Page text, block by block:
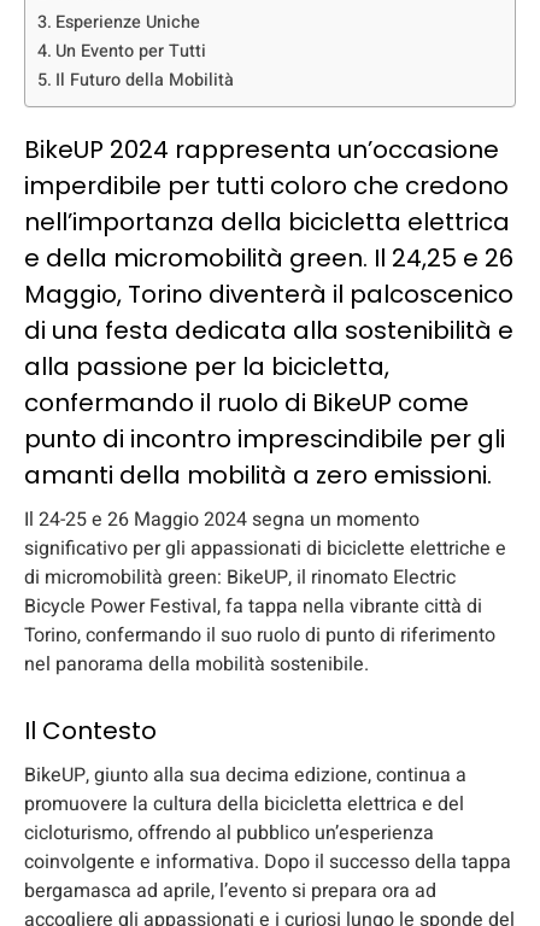
Esperienze Uniche
Un Evento per Tutti
Il Futuro della Mobilità
BikeUP 2024 rappresenta un’occasione
imperdibile per tutti coloro che credono
nell’importanza della bicicletta elettrica
e della micromobilità green. Il 24,25 e 26
Maggio, Torino diventerà il palcoscenico
di una festa dedicata alla sostenibilità e
alla passione per la bicicletta,
confermando il ruolo di BikeUP come
punto di incontro imprescindibile per gli
amanti della mobilità a zero emissioni.
Il 24-25 e 26 Maggio 2024 segna un momento
significativo per gli appassionati di biciclette elettriche e
di micromobilità green: BikeUP, il rinomato Electric
Bicycle Power Festival, fa tappa nella vibrante città di
Torino, confermando il suo ruolo di punto di riferimento
nel panorama della mobilità sostenibile.
Il Contesto
BikeUP, giunto alla sua decima edizione, continua a
promuovere la cultura della bicicletta elettrica e del
cicloturismo, offrendo al pubblico un’esperienza
coinvolgente e informativa. Dopo il successo della tappa
bergamasca ad aprile, l’evento si prepara ora ad
accogliere gli appassionati e i curiosi lungo le sponde del